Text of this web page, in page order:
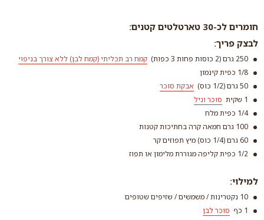
חומרים לכ-30 טארטלטים קטנים:
לבצק פריך:
250 גרם (2 כוסות פחות 3 כפות) קמח רב תכליתי (קמח לבן) ללא צורך בניפוי
1/8 כפית קינמון
50 גרם (1/2 כוס)
אבקת סוכר
1 שקית סוכר וניל
1/4 כפית מלח
100 גרם חמאה קרה בחתיכות קטנות
60 גרם (1/4 כוס) מיץ תפוזים קר
1/2 כפית קליפה מגוררת מלימון או תפוז
למילוי:
10 נקטרינות / משמשים / שזיפים שטופים
1 כף
סוכר לבן